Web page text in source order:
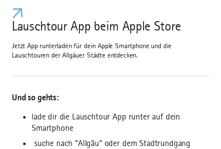
Lauschtour App beim Apple Store
Jetzt App runterladen für dein Apple Smartphone und die
Lauschtouren der Allgäuer Städte entdecken.
Und so gehts:
lade dir die Lauschtour App runter auf dein
Smartphone
suche nach "Allgäu" oder dem Stadtrundgang